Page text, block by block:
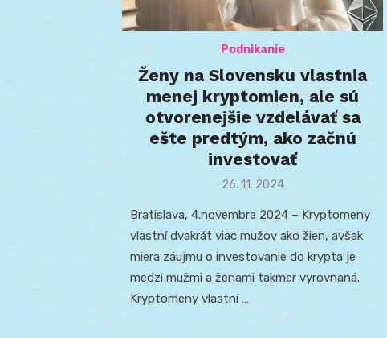
Podnikanie
Ženy na Slovensku vlastnia
menej kryptomien, ale sú
otvorenejšie vzdelávať sa
ešte predtým, ako začnú
investovať
Posted
26. 11. 2024
Bratislava, 4.novembra 2024 – Kryptomeny
vlastní dvakrát viac mužov ako žien, avšak
miera záujmu o investovanie do krypta je
medzi mužmi a ženami takmer vyrovnaná.
Kryptomeny vlastní …